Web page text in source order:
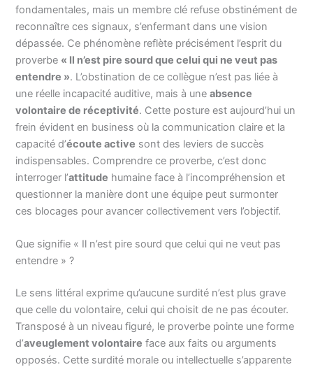
fondamentales, mais un membre clé refuse obstinément de
reconnaître ces signaux, s’enfermant dans une vision
dépassée. Ce phénomène reflète précisément l’esprit du
proverbe « Il n’est pire sourd que celui qui ne veut pas
entendre ». L’obstination de ce collègue n’est pas liée à
une réelle incapacité auditive, mais à uneabsence
volontaire de réceptivité. Cette posture est aujourd’hui un
frein évident en business où la communication claire et la
capacité d’écoute active sont des leviers de succès
indispensables. Comprendre ce proverbe, c’est donc
interroger l’attitude humaine face à l’incompréhension et
questionner la manière dont une équipe peut surmonter
ces blocages pour avancer collectivement vers l’objectif.
Que signifie « Il n’est pire sourd que celui qui ne veut pas
entendre » ?
Le sens littéral exprime qu’aucune surdité n’est plus grave
que celle du volontaire, celui qui choisit de ne pas écouter.
Transposé à un niveau figuré, le proverbe pointe une forme
d’aveuglement volontaire face aux faits ou arguments
opposés. Cette surdité morale ou intellectuelle s’apparente